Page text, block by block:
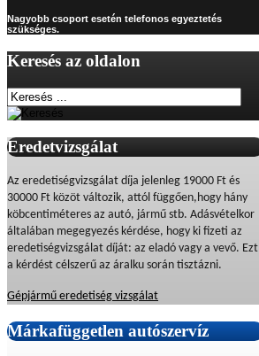
Nagyobb csoport esetén telefonos egyeztetés
szükséges.
Keresés az oldalon
Eredetvizsgálat
Az eredetiségvizsgálat díja jelenleg 19000 Ft és
30000 Ft közöt változik, attól függően,hogy hány
köbcentiméteres az autó, jármű stb. Adásvételkor
általában megegyezés kérdése, hogy ki fizeti az
eredetiségvizsgálat díját: az eladó vagy a vevő. Ezt
a kérdést célszerű az áralku során tisztázni.
Gépjármű eredetiség vizsgálat
Márkafüggetlenautószervíz